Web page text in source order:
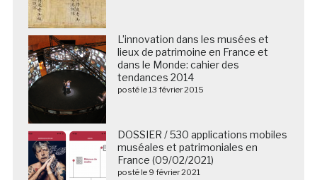
L’innovation dans les musées et
lieux de patrimoine en France et
dans le Monde: cahier des
tendances 2014
posté le 13 février 2015
DOSSIER / 530 applications mobiles
muséales et patrimoniales en
France (09/02/2021)
posté le 9 février 2021